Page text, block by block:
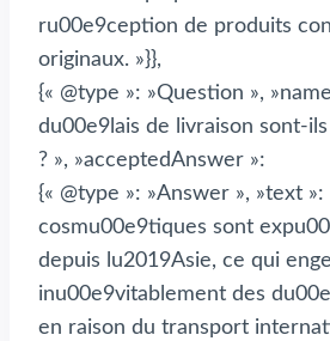
ru00e9ception de produits
originaux. »}},
{« @type »: »Question »,
du00e9lais de livraison sont-ils
? », »acceptedAnswer »:
{« @type »: »Answer », »text »:
cosmu00e9tiques sont
depuis lu2019Asie, ce qui
inu00e9vitablement des
en raison du transport